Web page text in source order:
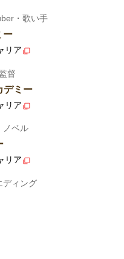
・歌い手
ー
リア
督
デミー
リア
ノベル
リア
ディング